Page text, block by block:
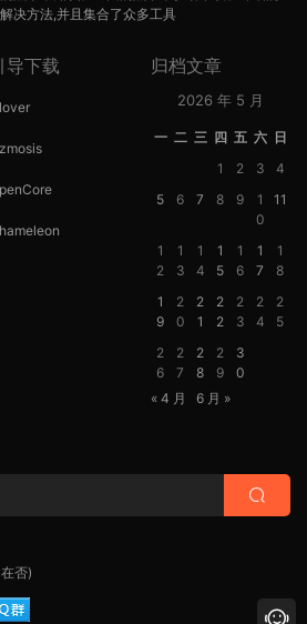
决方法,并且集合了众多工具
导下载 归档文章
2026 年 5 月
一 二 三 四 五 六 日
1
2 3
4
5
6 7 8 9
1
0
11
1
2
1
3
1
4
1
5
1
6
1
7
1
8
1
9
2
0
2
1
2
2
2
3
2
4
2
5
2
6
2
7
2
8
2
9
3
0
« 4 月
6 月 »
否)